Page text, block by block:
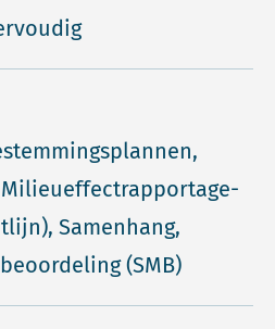
Samenhang,
(SMB)